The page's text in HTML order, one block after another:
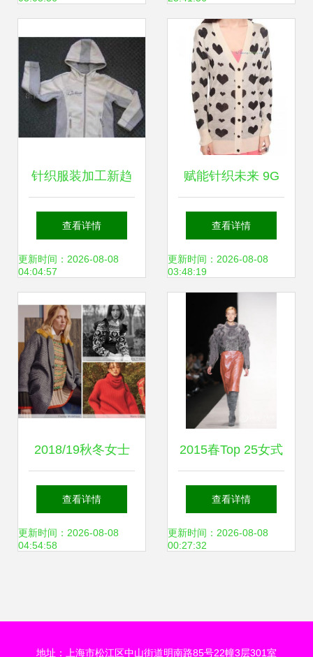
的魅力
针织服装加工新趋
势 承接国内外订
单，打造品质供应
查看详情
更新时间：2026-08-08
04:04:57
赋能针织未来 9G
电脑横机在高端毛
衣加工中的关键作
查看详情
更新时间：2026-08-08
03:48:19
2018/19秋冬女士
针织服装设计 乡野
奇幻之地与游牧民
查看详情
更新时间：2026-08-08
04:54:58
2015春Top 25女式
针织服装款式推荐-
编织人生
查看详情
更新时间：2026-08-08
00:27:32
地址：上海市松江区中山街道明南路85号22幢3层301室